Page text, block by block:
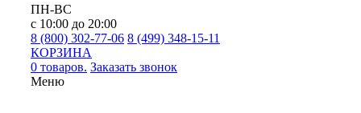
ПН-ВС
с 10:00 до 20:00
8 (800) 302-77-06 8 (499) 348-15-11
КОРЗИНА
0 товаров. Заказать звонок
Меню